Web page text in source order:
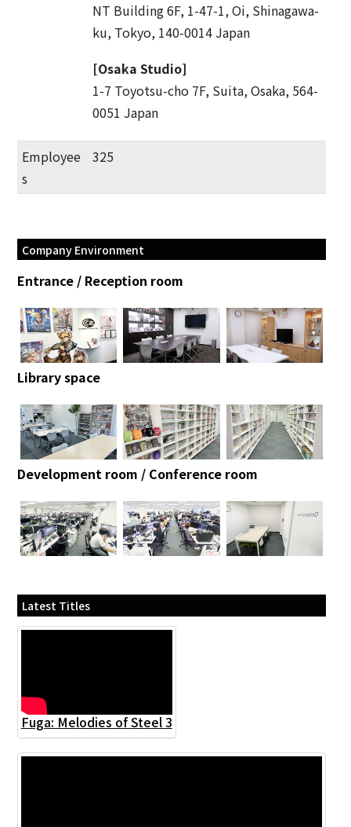
NT Building 6F, 1-47-1, Oi, Shinagawa-
ku, Tokyo, 140-0014 Japan
[Osaka Studio]
1-7 Toyotsu-cho 7F, Suita, Osaka, 564-
0051 Japan
Employee
s
325
Company Environment
Entrance / Reception room
Library space
Development room / Conference room
Latest Titles
Fuga: Melodies of Steel 3